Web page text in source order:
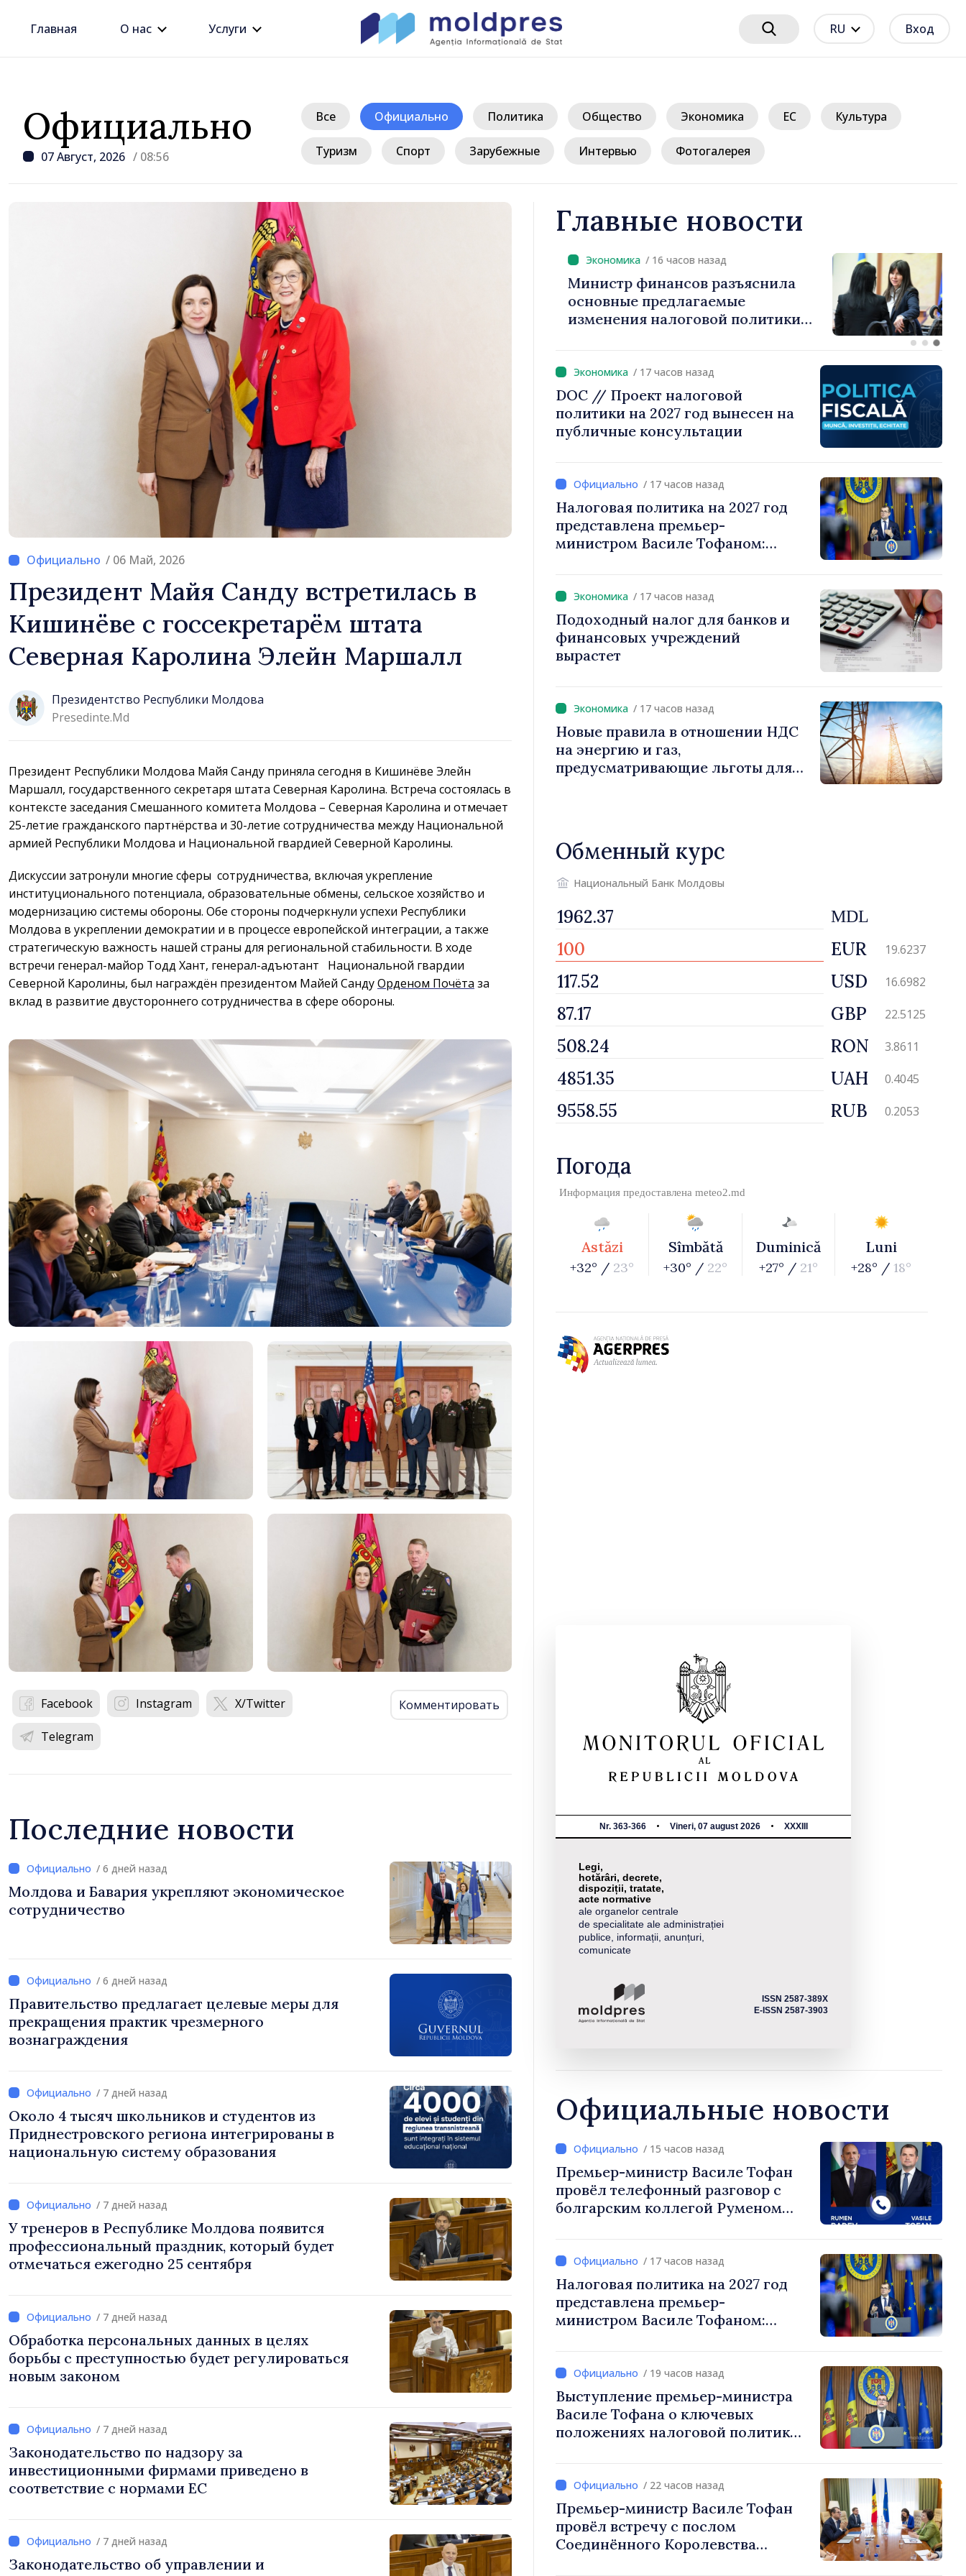
Главная О нас Услуги RU Вход
Официально
07 Август, 2026 / 08:56
Все Официально Политика Общество Экономика ЕС Культура
Туризм Спорт Зарубежные Интервью Фотогалерея
/ 06 Май, 2026
Президент Майя Санду встретилась в
Кишинёве с госсекретарём штата
Северная Каролина Элейн Маршалл
Президентство Республики Молдова
Presedinte.md
Президент Республики Молдова Майя Санду приняла сегодня в Кишинёве Элейн
Маршалл, государственного секретаря штата Северная Каролина. Встреча состоялась в
контексте заседания Смешанного комитета Молдова – Северная Каролина и отмечает
25-летие гражданского партнёрства и 30-летие сотрудничества между Национальной
армией Республики Молдова и Национальной гвардией Северной Каролины.
Дискуссии затронули многие сферы сотрудничества, включая укрепление
институционального потенциала, образовательные обмены, сельское хозяйство и
модернизацию системы обороны. Обе стороны подчеркнули успехи Республики
Молдова в укреплении демократии и в процессе европейской интеграции, а также
стратегическую важность нашей страны для региональной стабильности. В ходе
встречи генерал-майор Тодд Хант, генерал-адъютант Национальной гвардии
Северной Каролины, был награждён президентом Майей СандуОрденом Почёта за
вклад в развитие двустороннего сотрудничества в сфере обороны.
Facebook Instagram X/Twitter
Telegram
Комментировать
Последние новости
/ 6 дней назад
Молдова и Бавария укрепляют экономическое
сотрудничество
/ 6 дней назад
Правительство предлагает целевые меры для
прекращения практик чрезмерного
вознаграждения
/ 7 дней назад
Около 4 тысяч школьников и студентов из
Приднестровского региона интегрированы в
национальную систему образования
/ 7 дней назад
У тренеров в Республике Молдова появится
профессиональный праздник, который будет
отмечаться ежегодно 25 сентября
/ 7 дней назад
Обработка персональных данных в целях
борьбы с преступностью будет регулироваться
новым законом
/ 7 дней назад
Законодательство по надзору за
инвестиционными фирмами приведено в
соответствие с нормами ЕС
/ 7 дней назад
Законодательство об управлении и
Главные новости
/ 16 часов назад
Премьер Василе Тофан: «Задача
этого правительства — сдержать
рост цен на недвижимость»
/ 16 часов назад
Министр финансов разъяснила
основные предлагаемые
изменения налоговой политики
/ 17 часов назад
DOC // Проект налоговой
политики на 2027 год вынесен на
публичные консультации
/ 17 часов назад
Налоговая политика на 2027 год
представлена премьер-
министром Василе Тофаном:
инвестиций и более справедливое
налогообложение
/ 17 часов назад
Подоходный налог для банков и
финансовых учреждений
вырастет
/ 17 часов назад
Новые правила в отношении НДС
на энергию и газ,
предусматривающие льготы для
Обменный курс
Национальный Банк Молдовы
MDL
EUR 19.6237
USD 16.6982
GBP 22.5125
RON 3.8611
UAH 0.4045
RUB 0.2053
Погода
Информация предоставлена meteo2.md
Astăzi
+32° / 23°
Sîmbătă
+30° / 22°
Duminică
+27° / 21°
Luni
+28° / 18°
Nr. 363-366 Vineri, 07 august 2026 XXXIII
Legi,
hotărâri, decrete,
dispoziții, tratate,
acte normative
ale organelor centrale
de specialitate ale administrației
publice, informații, anunțuri,
comunicate
ISSN 2587-389X
E-ISSN 2587-3903
Официальные новости
/ 15 часов назад
Премьер-министр Василе Тофан
провёл телефонный разговор с
болгарским коллегой Руменом
/ 17 часов назад
Налоговая политика на 2027 год
представлена премьер-
министром Василе Тофаном:
инвестиций и более справедливое
налогообложение
/ 19 часов назад
Выступление премьер-министра
Василе Тофана о ключевых
положениях налоговой политики
/ 22 часов назад
Премьер-министр Василе Тофан
провёл встречу с послом
Соединённого Королевства